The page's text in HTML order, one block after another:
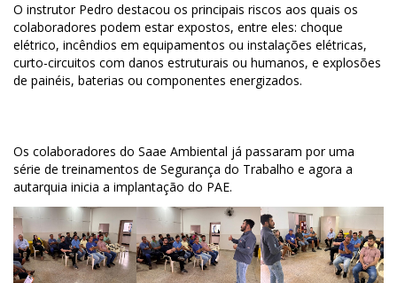
O instrutor Pedro destacou os principais riscos aos quais os
colaboradores podem estar expostos, entre eles: choque
elétrico, incêndios em equipamentos ou instalações elétricas,
curto-circuitos com danos estruturais ou humanos, e explosões
de painéis, baterias ou componentes energizados.
Os colaboradores do Saae Ambiental já passaram por uma
série de treinamentos de Segurança do Trabalho e agora a
autarquia inicia a implantação do PAE.